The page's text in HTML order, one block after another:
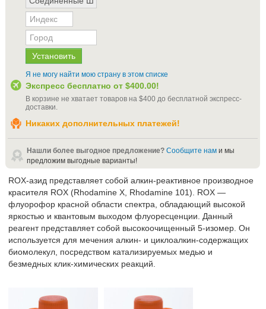
Я не могу найти мою страну в этом списке
Экспресс бесплатно от $400.00!
В корзине не хватает товаров на $400 до бесплатной экспресс-
доставки.
Никаких дополнительных платежей!
Нашли более выгодное предложение? Сообщите нам и мы
предложим выгодные варианты!
ROX-азид представляет собой алкин-реактивное производное
красителя ROX (Rhodamine X, Rhodamine 101). ROX —
флуорофор красной области спектра, обладающий высокой
яркостью и квантовым выходом флуоресценции. Данный
реагент представляет собой высокоочищенный 5-изомер. Он
используется для мечения алкин- и циклоалкин-содержащих
биомолекул, посредством катализируемых медью и
безмедных клик-химических реакций.